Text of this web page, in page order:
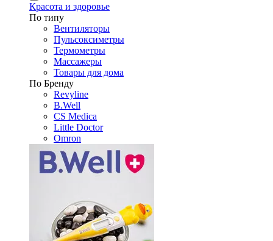
Красота и здоровье
По типу
Вентиляторы
Пульсоксиметры
Термометры
Массажеры
Товары для дома
По Бренду
Revyline
B.Well
CS Medica
Little Doctor
Omron